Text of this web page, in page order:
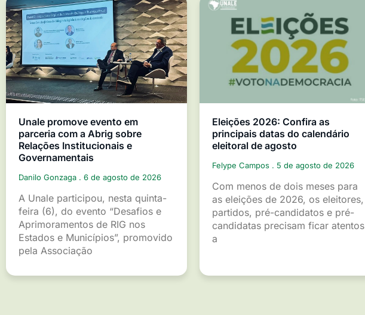
Unale promove evento em
parceria com a Abrig sobre
Relações Institucionais e
Governamentais
Danilo Gonzaga 6 de agosto de 2026
A Unale participou, nesta quinta-
feira (6), do evento “Desafios e
Aprimoramentos de RIG nos
Estados e Municípios”, promovido
pela Associação
Eleições 2026: Confira as
principais datas do calendário
eleitoral de agosto
Felype Campos 5 de agosto de 2026
Com menos de dois meses para
as eleições de 2026, os eleitores,
partidos, pré-candidatos e pré-
candidatas precisam ficar atentos
a